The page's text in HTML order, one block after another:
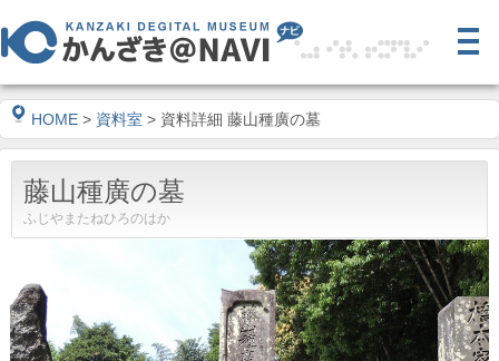
HOME > 資料室 > 資料詳細 藤山種廣の墓
藤山種廣の墓
ふじやまたねひろのはか